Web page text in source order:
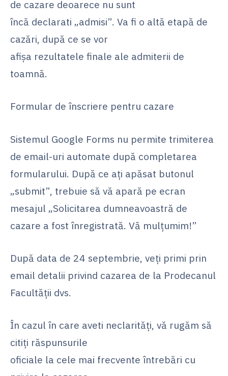
de cazare deoarece nu sunt
încă declarati „admisi”. Va fi o altă etapă de
cazări, după ce se vor
afișa rezultatele finale ale admiterii de
toamnă.
Formular de înscriere pentru cazare
Sistemul Google Forms nu permite trimiterea
de email-uri automate după completarea
formularului. După ce ați apăsat butonul
„submit”, trebuie să vă apară pe ecran
mesajul „Solicitarea dumneavoastră de
cazare a fost înregistrată. Vă mulțumim!”
După data de 24 septembrie, veți primi prin
email detalii privind cazarea de la Prodecanul
Facultății dvs.
În cazul în care aveti neclarități, vă rugăm să
citiți răspunsurile
oficiale la cele mai frecvente întrebări cu